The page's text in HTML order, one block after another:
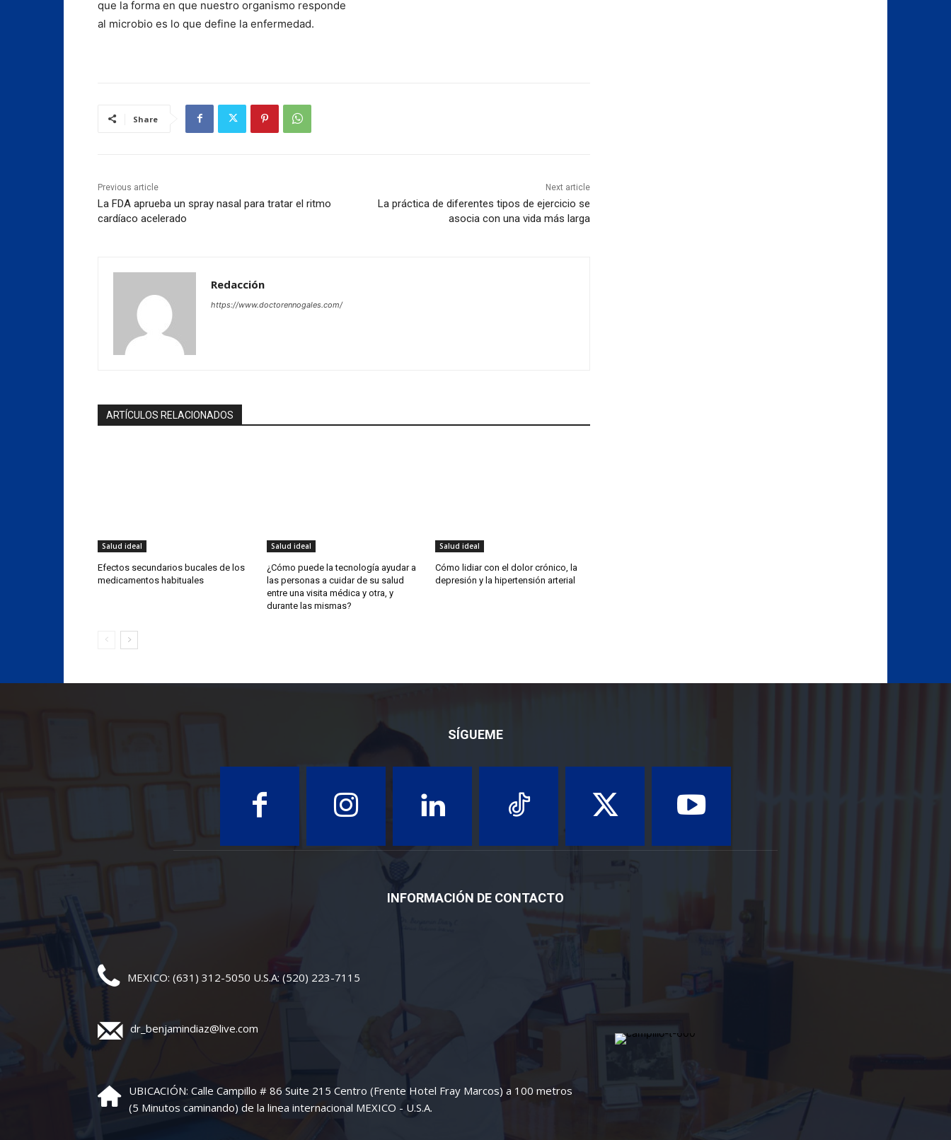
que la forma en que nuestro organismo responde
al microbio es lo que define la enfermedad.
Share
Previous article
La FDA aprueba un spray nasal para tratar el ritmo
cardíaco acelerado
Next article
La práctica de diferentes tipos de ejercicio se
asocia con una vida más larga
Redacción
https://www.doctorennogales.com/
ARTÍCULOS RELACIONADOS
Salud ideal
Efectos secundarios bucales de los
medicamentos habituales
Salud ideal
¿Cómo puede la tecnología ayudar a
las personas a cuidar de su salud
entre una visita médica y otra, y
durante las mismas?
Salud ideal
Cómo lidiar con el dolor crónico, la
depresión y la hipertensión arterial
SÍGUEME
INFORMACIÓN DE CONTACTO
MEXICO: (631) 312-5050 U.S.A: (520) 223-7115
dr_benjamindiaz@live.com
UBICACIÓN: Calle Campillo # 86 Suite 215 Centro (Frente Hotel Fray Marcos) a 100 metros
(5 Minutos caminando) de la linea internacional MEXICO - U.S.A.